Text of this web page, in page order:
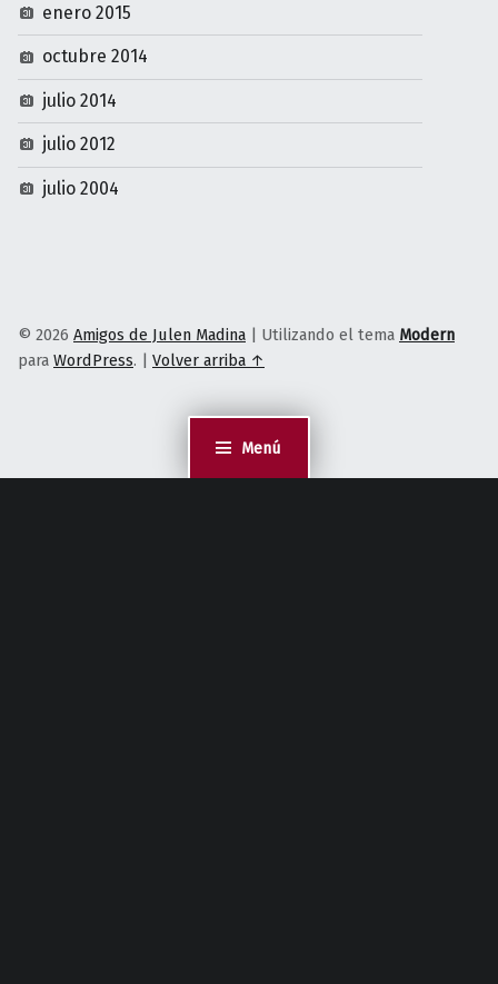
Menú
enero 2015
octubre 2014
julio 2014
julio 2012
julio 2004
© 2026 Amigos de Julen Madina | Utilizando el tema Modern
para WordPress. | Volver arriba ↑